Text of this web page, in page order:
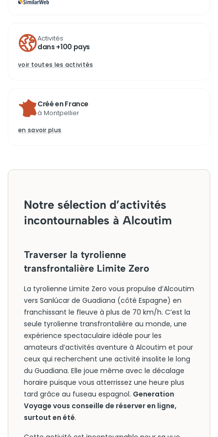
Activités
dans +100 pays
voir toutes les activités
Créé en France
à Montpellier
en savoir plus
Notre sélection d’activités
incontournables à Alcoutim
Traverser la tyrolienne
transfrontalière Limite Zero
La tyrolienne Limite Zero vous propulse d’Alcoutim
vers Sanlúcar de Guadiana (côté Espagne) en
franchissant le fleuve à plus de 70 km/h. C’est la
seule tyrolienne transfrontalière au monde, une
expérience spectaculaire idéale pour les
amateurs d’activités aventure à Alcoutim et pour
ceux qui recherchent une activité insolite le long
du Guadiana. Elle joue même avec le décalage
horaire puisque vous atterrissez une heure plus
tard grâce au fuseau espagnol. Generation
Voyage vous conseille de réserver en ligne,
surtout en été.